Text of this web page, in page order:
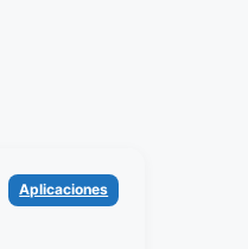
Categorías
Aplicaciones